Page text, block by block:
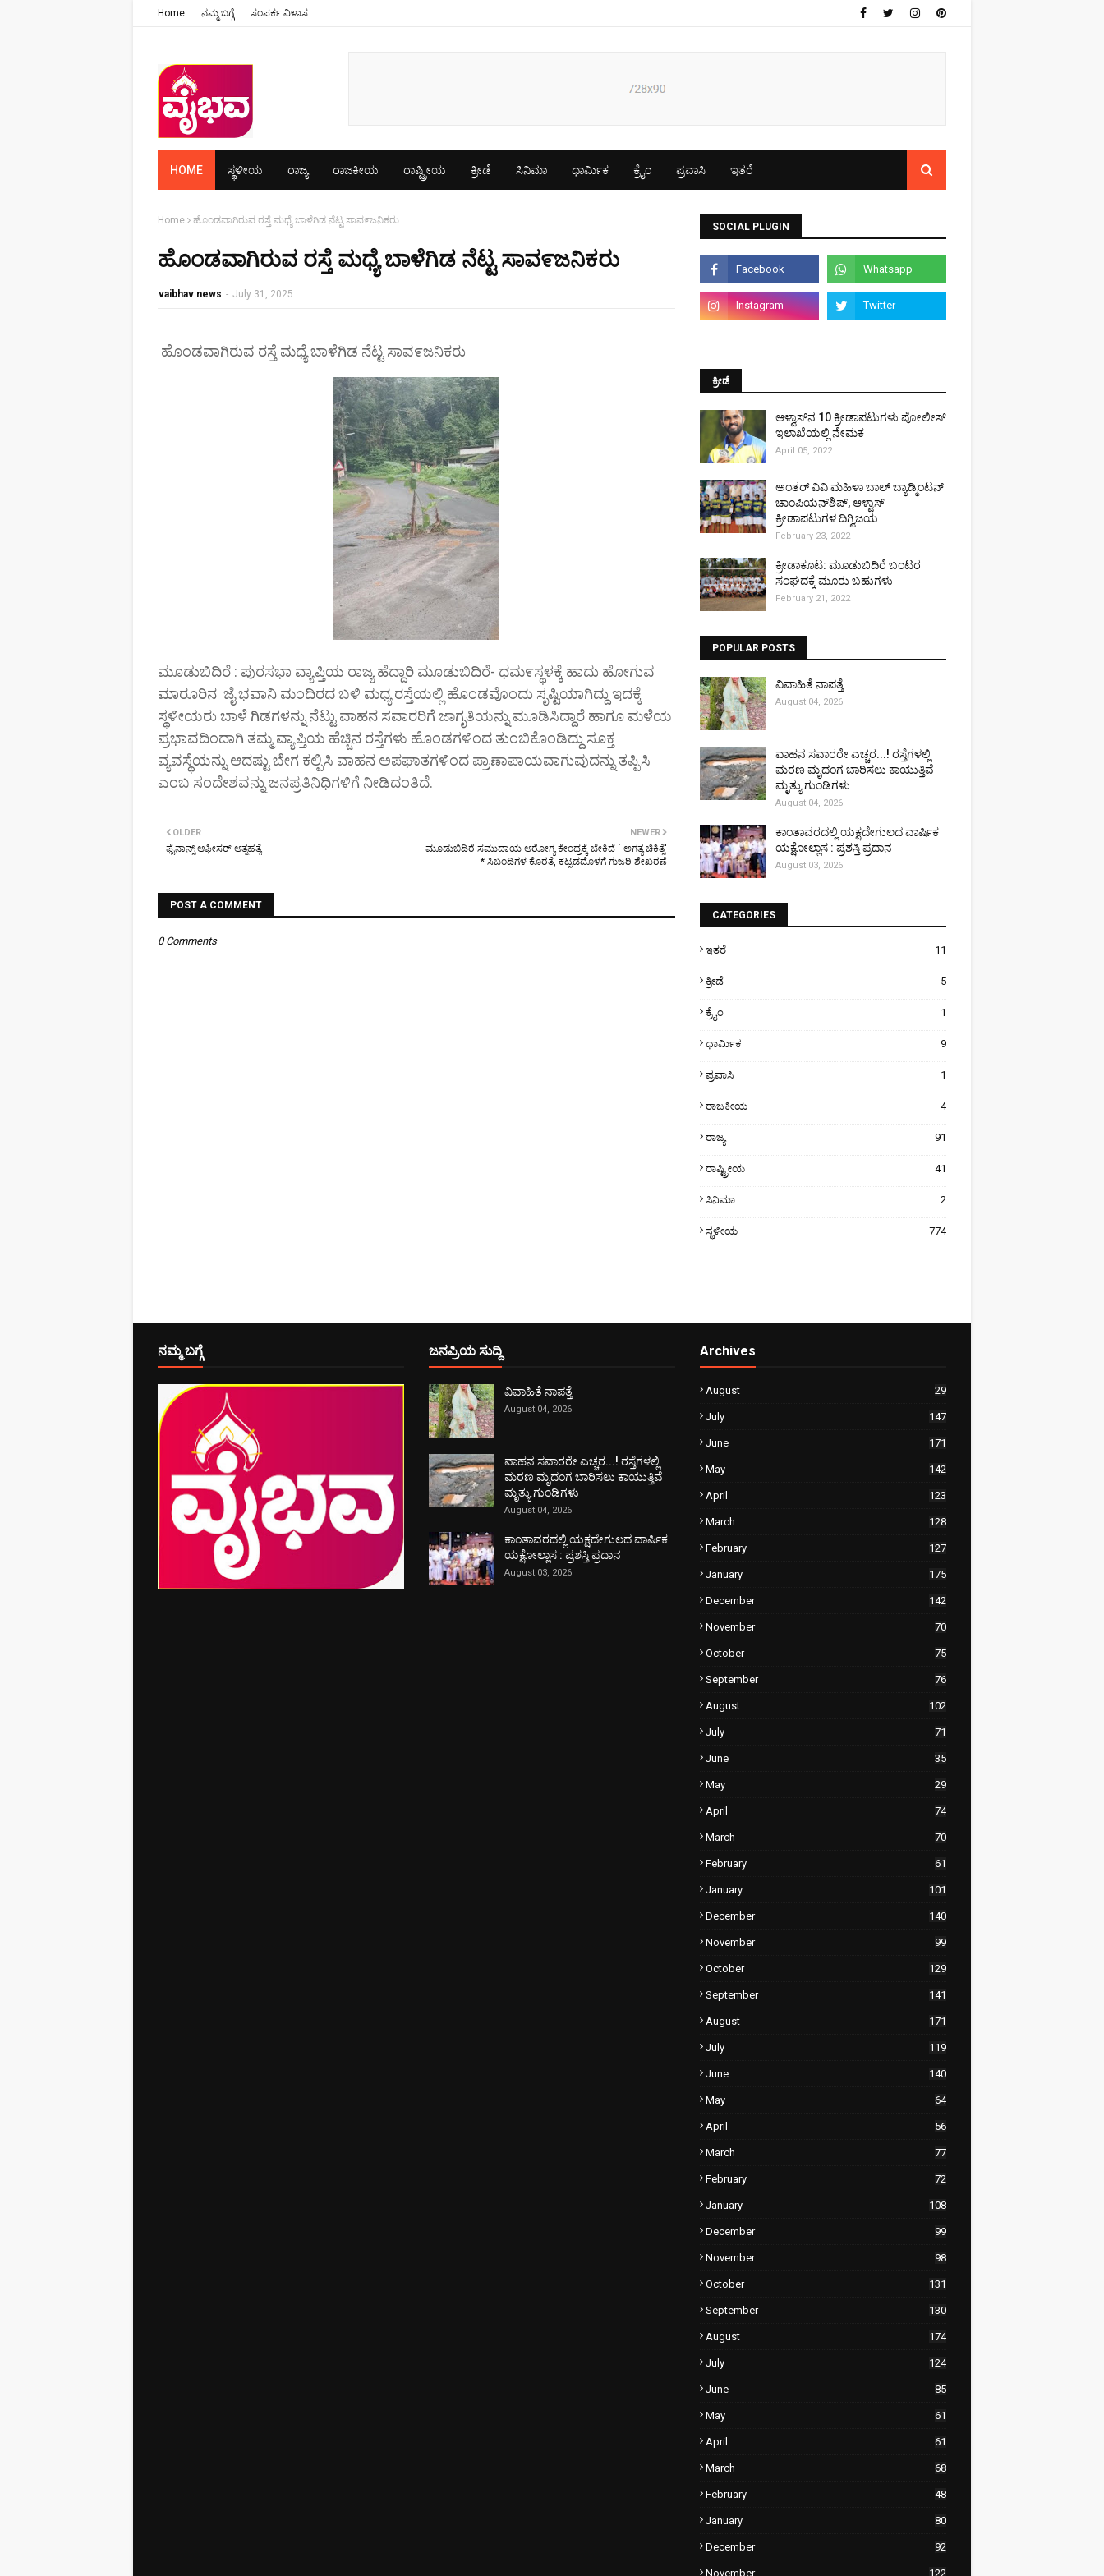
Home ನಮ್ಮ ಬಗ್ಗೆ ಸಂಪರ್ಕ ವಿಳಾಸ
HOME ಸ್ಥಳೀಯ ರಾಜ್ಯ ರಾಜಕೀಯ ರಾಷ್ಟ್ರೀಯ ಕ್ರೀಡೆ ಸಿನಿಮಾ ಧಾರ್ಮಿಕ ಕ್ರೈಂ ಪ್ರವಾಸಿ ಇತರೆ
Home ಹೊಂಡವಾಗಿರುವ ರಸ್ತೆ ಮಧ್ಯೆ ಬಾಳೆಗಿಡ ನೆಟ್ಟ ಸಾವ೯ಜನಿಕರು
ಹೊಂಡವಾಗಿರುವ ರಸ್ತೆ ಮಧ್ಯೆ ಬಾಳೆಗಿಡ ನೆಟ್ಟ ಸಾವ೯ಜನಿಕರು
vaibhav news - July 31, 2025
ಹೊಂಡವಾಗಿರುವ ರಸ್ತೆ ಮಧ್ಯೆ ಬಾಳೆಗಿಡ ನೆಟ್ಟ ಸಾವ೯ಜನಿಕರು
ಮೂಡುಬಿದಿರೆ : ಪುರಸಭಾ ವ್ಯಾಪ್ತಿಯ ರಾಜ್ಯ ಹೆದ್ದಾರಿ ಮೂಡುಬಿದಿರೆ- ಧಮ೯ಸ್ಥಳಕ್ಕೆ ಹಾದು ಹೋಗುವ
ಮಾರೂರಿನ ಜೈ ಭವಾನಿ ಮಂದಿರದ ಬಳಿ ಮಧ್ಯ ರಸ್ತೆಯಲ್ಲಿ ಹೊಂಡವೊಂದು ಸೃಷ್ಟಿಯಾಗಿದ್ದು ಇದಕ್ಕೆ
ಸ್ಥಳೀಯರು ಬಾಳೆ ಗಿಡಗಳನ್ನು ನೆಟ್ಟು ವಾಹನ ಸವಾರರಿಗೆ ಜಾಗೃತಿಯನ್ನು ಮೂಡಿಸಿದ್ದಾರೆ ಹಾಗೂ ಮಳೆಯ
ಪ್ರಭಾವದಿಂದಾಗಿ ತಮ್ಮ ವ್ಯಾಪ್ತಿಯ ಹೆಚ್ಚಿನ ರಸ್ತೆಗಳು ಹೊಂಡಗಳಿಂದ ತುಂಬಿಕೊಂಡಿದ್ದು ಸೂಕ್ತ
ವ್ಯವಸ್ಥೆಯನ್ನು ಆದಷ್ಟು ಬೇಗ ಕಲ್ಪಿಸಿ ವಾಹನ ಅಪಘಾತಗಳಿಂದ ಪ್ರಾಣಾಪಾಯವಾಗುವುದನ್ನು ತಪ್ಪಿಸಿ
ಎಂಬ ಸಂದೇಶವನ್ನು ಜನಪ್ರತಿನಿಧಿಗಳಿಗೆ ನೀಡಿದಂತಿದೆ.
NEWER
ಮೂಡುಬಿದಿರೆ ಸಮುದಾಯ ಆರೋಗ್ಯ ಕೇಂದ್ರಕ್ಕೆ ಬೇಕಿದೆ ` ಅಗತ್ಯ ಚಿಕಿತ್ಸೆ'
* ಸಿಬಂದಿಗಳ ಕೊರತೆ, ಕಟ್ಟಡದೊಳಗೆ ಗುಜರಿ ಶೇಖರಣೆ
OLDER
ಫೈನಾನ್ಸ್ ಆಫೀಸರ್ ಆತ್ಮಹತ್ಯೆ
POST A COMMENT
0 Comments
SOCIAL PLUGIN
ಕ್ರೀಡೆ
ಆಳ್ವಾಸ್‌ನ 10 ಕ್ರೀಡಾಪಟುಗಳು ಪೋಲೀಸ್
ಇಲಾಖೆಯಲ್ಲಿ ನೇಮಕ
April 05, 2022
ಅಂತರ್ ವಿವಿ ಮಹಿಳಾ ಬಾಲ್ ಬ್ಯಾಡ್ಮಿಂಟನ್
ಚಾಂಪಿಯನ್‌ಶಿಪ್, ಆಳ್ವಾಸ್
ಕ್ರೀಡಾಪಟುಗಳ ದಿಗ್ವಿಜಯ
February 23, 2022
ಕ್ರೀಡಾಕೂಟ: ಮೂಡುಬಿದಿರೆ ಬಂಟರ
ಸಂಘದಕ್ಕೆ ಮೂರು ಬಹುಗಳು
February 21, 2022
POPULAR POSTS
ವಿವಾಹಿತೆ ನಾಪತ್ತೆ
August 04, 2026
ವಾಹನ ಸವಾರರೇ ಎಚ್ಚರ...! ರಸ್ತೆಗಳಲ್ಲಿ
ಮರಣ ಮೃದಂಗ ಬಾರಿಸಲು ಕಾಯುತ್ತಿವೆ
ಮೃತ್ಯು ಗುಂಡಿಗಳು
August 04, 2026
ಕಾಂತಾವರದಲ್ಲಿ ಯಕ್ಷದೇಗುಲದ ವಾರ್ಷಿಕ
ಯಕ್ಷೋಲ್ಲಾಸ : ಪ್ರಶಸ್ತಿ ಪ್ರದಾನ
August 03, 2026
CATEGORIES
ಇತರೆ 11
ಕ್ರೀಡೆ 5
ಕ್ರೈಂ 1
ಧಾರ್ಮಿಕ 9
ಪ್ರವಾಸಿ 1
ರಾಜಕೀಯ 4
ರಾಜ್ಯ 91
ರಾಷ್ಟ್ರೀಯ 41
ಸಿನಿಮಾ 2
ಸ್ಥಳೀಯ 774
ನಮ್ಮ ಬಗ್ಗೆ ಜನಪ್ರಿಯ ಸುದ್ದಿ
ವಿವಾಹಿತೆ ನಾಪತ್ತೆ
August 04, 2026
ವಾಹನ ಸವಾರರೇ ಎಚ್ಚರ...! ರಸ್ತೆಗಳಲ್ಲಿ
ಮರಣ ಮೃದಂಗ ಬಾರಿಸಲು ಕಾಯುತ್ತಿವೆ
ಮೃತ್ಯು ಗುಂಡಿಗಳು
August 04, 2026
ಕಾಂತಾವರದಲ್ಲಿ ಯಕ್ಷದೇಗುಲದ ವಾರ್ಷಿಕ
ಯಕ್ಷೋಲ್ಲಾಸ : ಪ್ರಶಸ್ತಿ ಪ್ರದಾನ
August 03, 2026
Archives
August 29
July 147
June 171
May 142
April 123
March 128
February 127
January 175
December 142
November 70
October 75
September 76
August 102
July 71
June 35
May 29
April 74
March 70
February 61
January 101
December 140
November 99
October 129
September 141
August 171
July 119
June 140
May 64
April 56
March 77
February 72
January 108
December 99
November 98
October 131
September 130
August 174
July 124
June 85
May 61
April 61
March 68
February 48
January 80
December 92
November 122